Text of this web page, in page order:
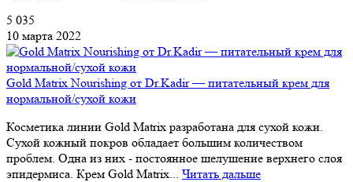
5 035
10 марта 2022
Gold Matrix Nourishing от Dr.Kadir — питательный крем для
нормальной/сухой кожи
Косметика линии Gold Matrix разработана для сухой кожи.
Сухой кожный покров обладает большим количеством
проблем. Одна из них - постоянное шелушение верхнего слоя
эпидермиса. Крем Gold Matrix... Читать дальше